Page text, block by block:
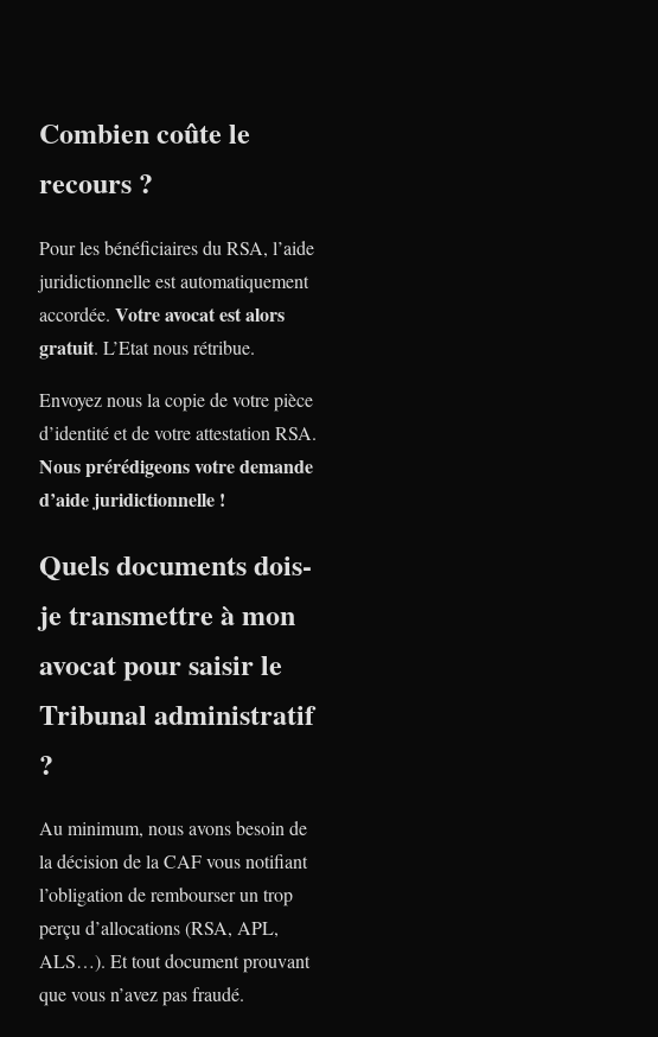
Combien coûte le
recours ?
Pour les bénéficiaires du RSA, l’aide
juridictionnelle est automatiquement
accordée. Votre avocat est alors
gratuit. L’Etat nous rétribue.
Envoyez nous la copie de votre pièce
d’identité et de votre attestation RSA.
Nous prérédigeons votre demande
d’aide juridictionnelle !
Quels documents dois-
je transmettre à mon
avocat pour saisir le
Tribunal administratif
?
Au minimum, nous avons besoin de
la décision de la CAF vous notifiant
l’obligation de rembourser un trop
perçu d’allocations (RSA, APL,
ALS…). Et tout document prouvant
que vous n’avez pas fraudé.